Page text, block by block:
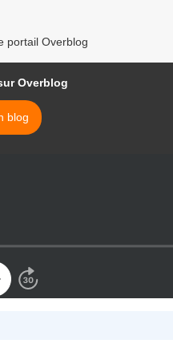
portail Overblog
Overblog
blog